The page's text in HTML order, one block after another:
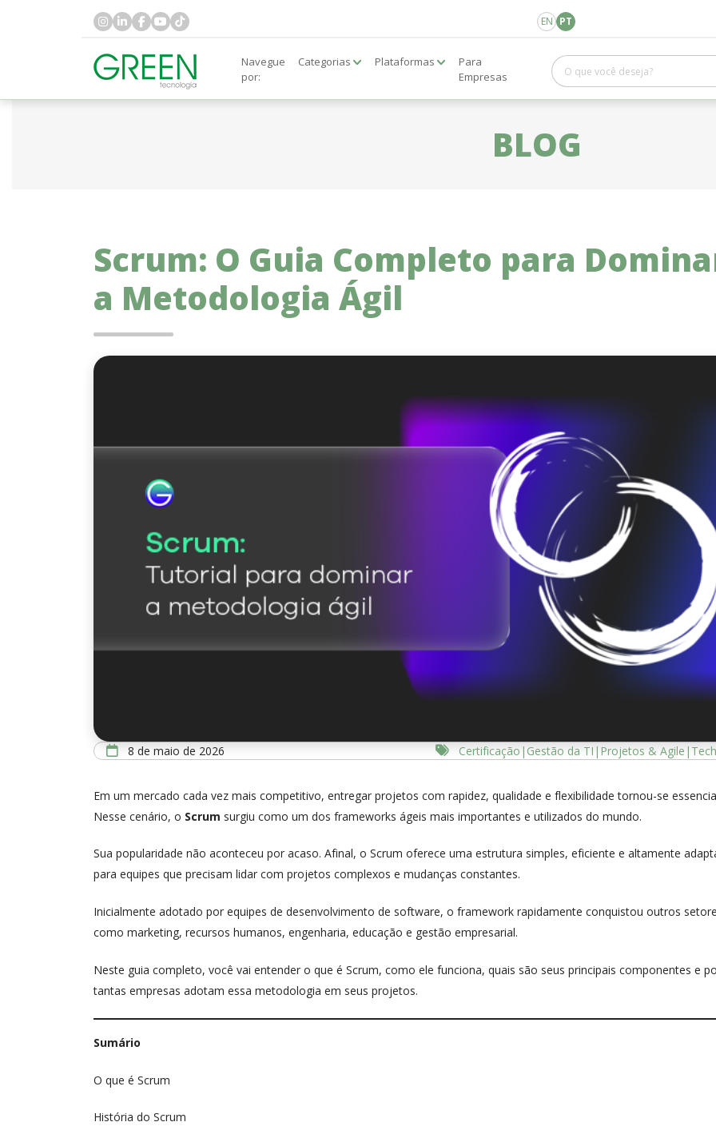
EN PT
Navegue
por:
Categorias Plataformas
Para
Empresas
BLOG
Scrum: O Guia Completo para
a Metodologia Ágil
8 de maio de 2026 Certificação|Gestão da TI|Projetos & Agile|Tech
Em um mercado cada vez mais competitivo, entregar projetos com rapidez, qualidade e flexibilidade tornou-se
Nesse cenário, o Scrum surgiu como um dos frameworks ágeis mais importantes e utilizados do mundo.
Sua popularidade não aconteceu por acaso. Afinal, o Scrum oferece uma estrutura simples, eficiente e altamente
para equipes que precisam lidar com projetos complexos e mudanças constantes.
Inicialmente adotado por equipes de desenvolvimento de software, o framework rapidamente conquistou outros
como marketing, recursos humanos, engenharia, educação e gestão empresarial.
Neste guia completo, você vai entender o que é Scrum, como ele funciona, quais são seus principais componentes e
tantas empresas adotam essa metodologia em seus projetos.
Sumário
O que é Scrum
História do Scrum